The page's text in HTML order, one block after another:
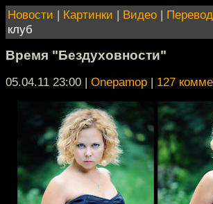
Новости | Картинки | Видео |
клуб
Время "Бездуховности"
05.04.11 23:00 | Onepamop | 127